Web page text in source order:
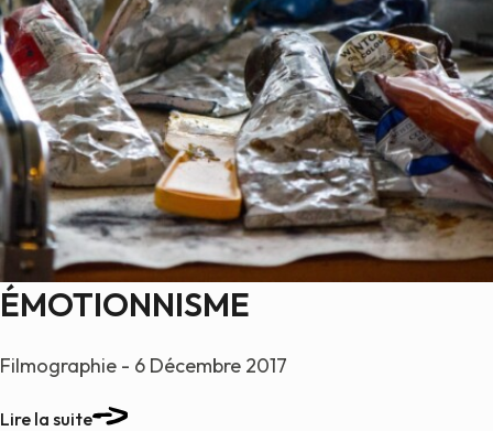
Desjardins
Démarche
Inspirations
CV
Portfolio
Peintures
Sculptures
Petits grimpeurs
Études
Sculptures monumentales
ÉMOTIONNISME
Filmographie - 6 Décembre 2017
Lire la suite